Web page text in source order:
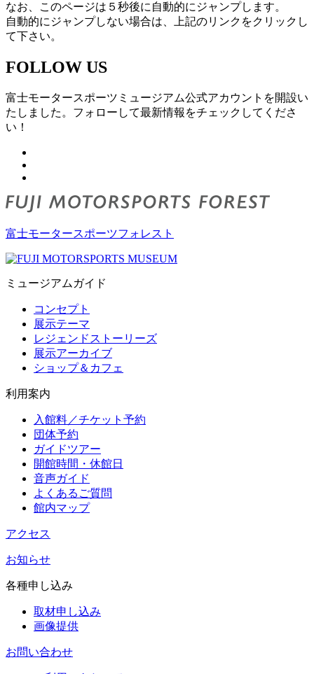
なお、このページは５秒後に自動的にジャンプします。
自動的にジャンプしない場合は、上記のリンクをクリックし
て下さい。
FOLLOW US
富士モータースポーツミュージアム公式アカウントを開設い
たしました。フォローして最新情報をチェックしてくださ
い！
富士モータースポーツフォレスト
ミュージアムガイド
コンセプト
展示テーマ
レジェンドストーリーズ
展示アーカイブ
ショップ＆カフェ
利用案内
入館料／チケット予約
団体予約
ガイドツアー
開館時間・休館日
音声ガイド
よくあるご質問
館内マップ
アクセス
お知らせ
各種申し込み
取材申し込み
画像提供
お問い合わせ